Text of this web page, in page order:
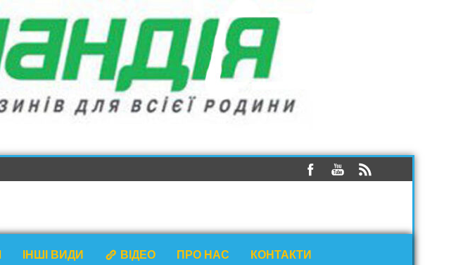
ІНШІ ВИДИ ВІДЕО ПРО НАС КОНТАКТИ